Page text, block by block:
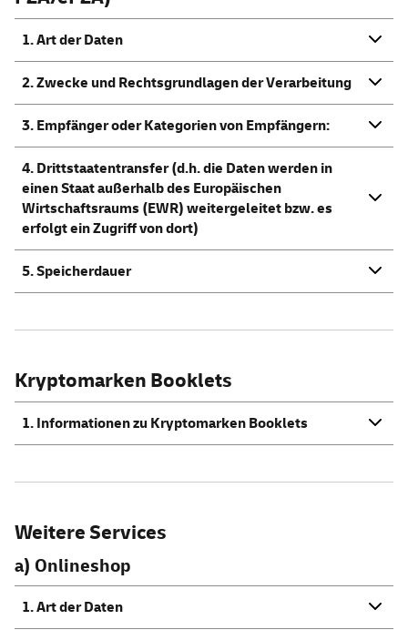
1. Art der Daten
2. Zwecke und Rechtsgrundlagen der Verarbeitung
3. Empfänger oder Kategorien von Empfängern:
4. Drittstaatentransfer (d.h. die Daten werden in
einen Staat außerhalb des Europäischen
Wirtschaftsraums (EWR) weitergeleitet bzw. es
erfolgt ein Zugriff von dort)
5. Speicherdauer
Kryptomarken Booklets
1. Informationen zu Kryptomarken Booklets
WeitereServices
a) Onlineshop
1. Art der Daten